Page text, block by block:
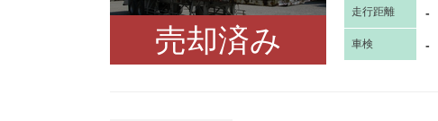
売却済み
走行距離 -
車検 -